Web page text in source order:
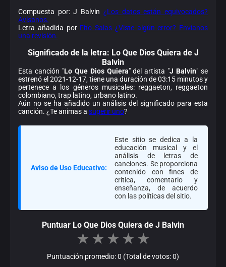
Compuesta por: J Balvin ¿Los datos están equivocados?
Avísanos.
Letra añadida por Fito Salas ¿Viste algún error? Envíanos
una revisión.
Significado de la letra: Lo Que Dios Quiera de J
Balvin
Esta canción "Lo Que Dios Quiera" del artista "J Balvin" se
estrenó el 2021-12-17, tiene una duración de 03:15 minutos y
pertenece a los géneros musicales: reggaeton, reggaeton
colombiano, trap latino, urbano latino.
Aún no se ha añadido un análisis del significado para esta
canción. ¿Te animas a sugerir uno?
Aviso de Uso Educativo:
Este sitio se dedica a la
educación musical y el
análisis de letras de
canciones. Se proporciona
contenido con fines de
crítica, comentario y
enseñanza, de acuerdo
con las políticas del sitio.
Puntuar Lo Que Dios Quiera de J Balvin
★ ★ ★ ★ ★
Puntuación promedio: 0 (Total de votos: 0)